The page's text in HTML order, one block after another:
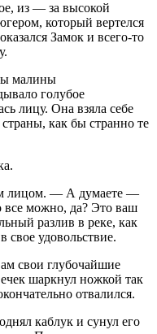
из — за высокой
который вертелся
Замок и всего-то
малины
голубое
лицу. Она взяла себе
как бы странно те
лицом. — А думаете —
все можно, да? Это ваш
разлив в реке, как
свое удовольствие.
свои глубочайшие
шаркнул ножкой так
отвалился.
каблук и сунул его